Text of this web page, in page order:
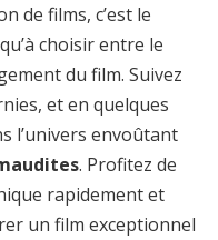
de films, c’est le
choisir entre le
du film. Suivez
et en quelques
l’univers envoûtant
. Profitez de
rapidement et
un film exceptionnel